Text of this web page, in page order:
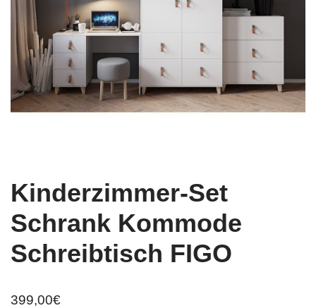
Kinderzimmer-Set
Schrank Kommode
Schreibtisch FIGO
399,00€